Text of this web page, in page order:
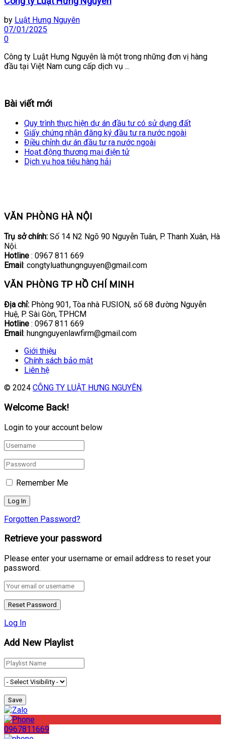
by Luật Hưng Nguyên
07/01/2025
0
Công ty Luật Hưng Nguyên là một trong những đơn vị hàng
đầu tại Việt Nam cung cấp dịch vụ ...
Bài viết mới
Quy trình thực hiện dự án đầu tư có sử dụng đất
Giấy chứng nhận đăng ký đầu tư ra nước ngoài
Điều chỉnh dự án đầu tư ra nước ngoài
Hoạt động thương mại điện tử
Dịch vụ hoa tiêu hàng hải
VĂN PHÒNG HÀ NỘI
Trụ sở chính: Số 14 N2 Ngõ 90 Nguyễn Tuân, P. Thanh Xuân, Hà
Nội.
Hotline : 0967 811 669
Email: congtyluathungnguyen@gmail.com
VĂN PHÒNG TP HỒ CHÍ MINH
Địa chỉ: Phòng 901, Tòa nhà FUSION, số 68 đường Nguyễn
Huệ, P. Sài Gòn, TPHCM
Hotline : 0967 811 669
Email : hungnguyenlawfirm@gmail.com
Giới thiệu
Chính sách bảo mật
Liên hệ
© 2024 CÔNG TY LUẬT HƯNG NGUYÊN.
Welcome Back!
Login to your account below
Remember Me
Forgotten Password?
Retrieve your password
Please enter your username or email address to reset your
password.
Log In
Add New Playlist
0967811669